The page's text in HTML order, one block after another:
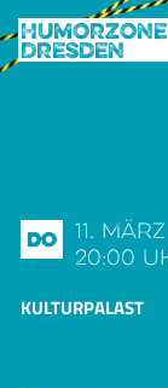
Humorzone
Dresden
Do
11.
20:00
KULTURPALAST